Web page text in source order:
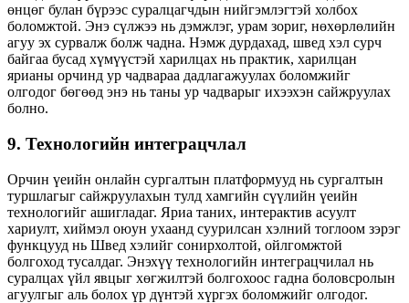
өнцөг булан бүрээс суралцагчдын нийгэмлэгтэй холбох
боломжтой. Энэ сүлжээ нь дэмжлэг, урам зориг, нөхөрлөлийн
агуу эх сурвалж болж чадна. Нэмж дурдахад, швед хэл сурч
байгаа бусад хүмүүстэй харилцах нь практик, харилцан
ярианы орчинд ур чадвараа дадлагажуулах боломжийг
олгодог бөгөөд энэ нь таны ур чадварыг ихээхэн сайжруулах
болно.
9. Технологийн интеграцчлал
Орчин үеийн онлайн сургалтын платформууд нь сургалтын
туршлагыг сайжруулахын тулд хамгийн сүүлийн үеийн
технологийг ашигладаг. Яриа таних, интерактив асуулт
хариулт, хиймэл оюун ухаанд суурилсан хэлний тоглоом зэрэг
функцууд нь Швед хэлийг сонирхолтой, ойлгомжтой
болгоход тусалдаг. Энэхүү технологийн интеграцчилал нь
суралцах үйл явцыг хөгжилтэй болгохоос гадна боловсролын
агуулгыг аль болох үр дүнтэй хүргэх боломжийг олгодог.